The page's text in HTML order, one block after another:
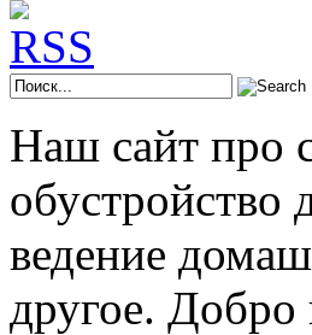
Наш сайт про
обустройство
ведение
другое. Добро